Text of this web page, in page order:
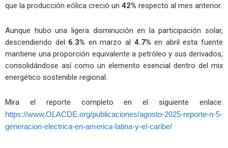
que la producción eólica creció un 42% respecto al mes anterior.
Aunque hubo una ligera disminución en la participación solar,
descendiendo del 6.3% en marzo al 4.7% en abril esta fuente
mantiene una proporción equivalente a petróleo y sus derivados,
consolidándose así como un elemento esencial dentro del mix
energético sostenible regional.
Mira el reporte completo en el siguiente enlace:
https://www.OLACDE.org/publicaciones/agosto-2025-reporte-n-5-
generacion-electrica-en-america-latina-y-el-caribe/